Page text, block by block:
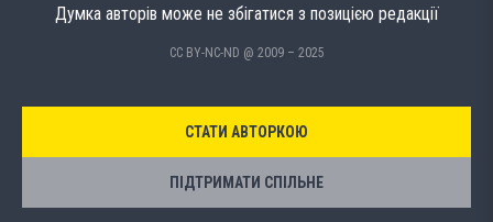
Думка авторів може не збігатися з позицією редакції
CC BY-NC-ND @ 2009 – 2025
СТАТИ АВТОРКОЮ
ПІДТРИМАТИ СПІЛЬНЕ